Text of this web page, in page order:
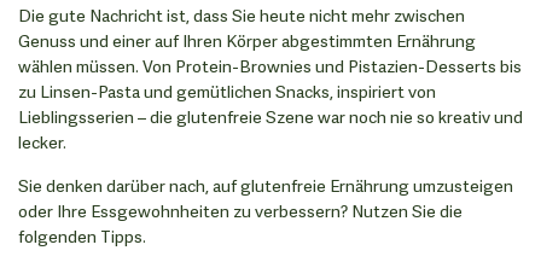
Die gute Nachricht ist, dass Sie heute nicht mehr zwischen
Genuss und einer auf Ihren Körper abgestimmten Ernährung
wählen müssen. Von Protein-Brownies und Pistazien-Desserts bis
zu Linsen-Pasta und gemütlichen Snacks, inspiriert von
Lieblingsserien – die glutenfreie Szene war noch nie so kreativ und
lecker.
Sie denken darüber nach, auf glutenfreie Ernährung umzusteigen
oder Ihre Essgewohnheiten zu verbessern? Nutzen Sie die
folgenden Tipps.